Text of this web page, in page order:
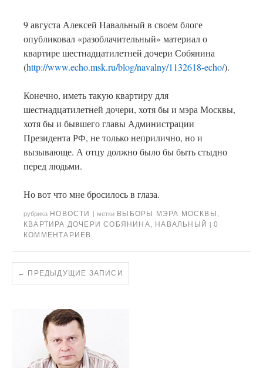
9 августа Алексей Навальный в своем блоге
опубликовал «разоблачительный» материал о
квартире шестнадцатилетней дочери Собянина
(http://www.echo.msk.ru/blog/navalny/1132618-echo/).
Конечно, иметь такую квартиру для
шестнадцатилетней дочери, хотя бы и мэра Москвы,
хотя бы и бывшего главы Администрации
Президента РФ, не только неприлично, но и
вызывающе. А отцу должно было бы быть стыдно
перед людьми.
Но вот что мне бросилось в глаза.
рубрика НОВОСТИ | метки ВЫБОРЫ МЭРА МОСКВЫ ,
КВАРТИРА ДОЧЕРИ СОБЯНИНА, НАВАЛЬНЫЙ | 0
КОММЕНТАРИЕВ
← ПРЕДЫДУЩИЕ ЗАПИСИ